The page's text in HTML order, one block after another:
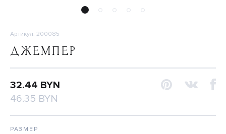
Артикул: 200085
ДЖЕМПЕР
32.44 BYN
46.35 BYN
РАЗМЕР